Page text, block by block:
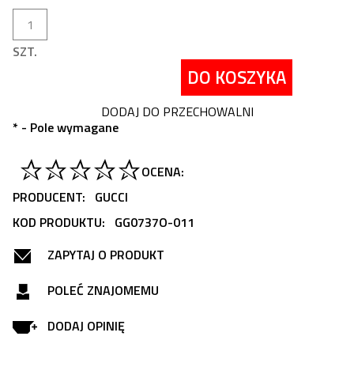
SZT.
DO KOSZYKA
DODAJ DO PRZECHOWALNI
* - Pole wymagane
OCENA:
PRODUCENT: GUCCI
KOD PRODUKTU: GG0737O-011
ZAPYTAJ O PRODUKT
POLEĆ ZNAJOMEMU
DODAJ OPINIĘ